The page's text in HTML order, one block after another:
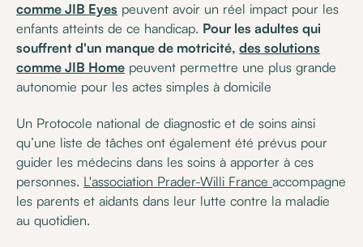
comme JIB Eyes peuvent avoir un réel impact pour les
enfants atteints de ce handicap. Pour les adultes qui
souffrent d'un manque de motricité,des solutions
comme JIB Home peuvent permettre une plus grande
autonomie pour les actes simples à domicile
Un Protocole national de diagnostic et de soins ainsi
qu’une liste de tâches ont également été prévus pour
guider les médecins dans les soins à apporter à ces
personnes. L'association Prader-Willi Franceaccompagne
les parents et aidants dans leur lutte contre la maladie
au quotidien.